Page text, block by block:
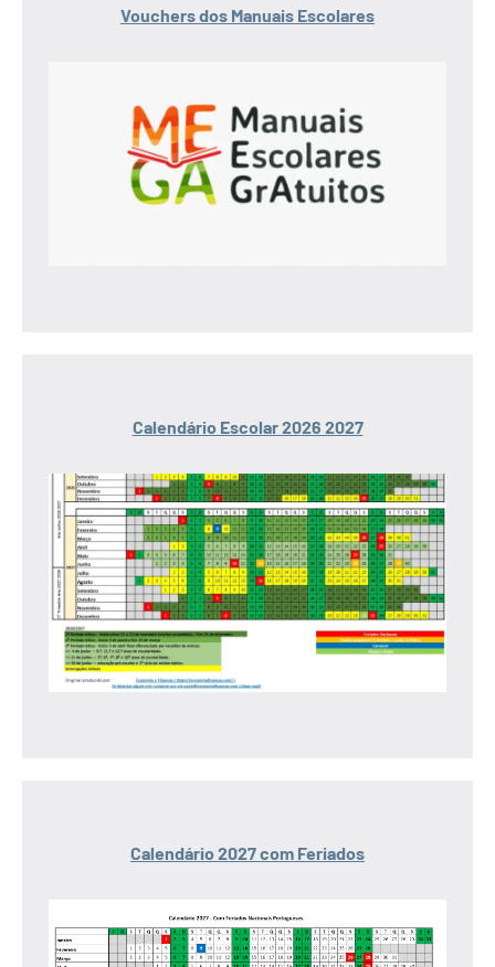
Vouchers dos Manuais Escolares
Calendário Escolar 2026 2027
Calendário 2027 com Feriados